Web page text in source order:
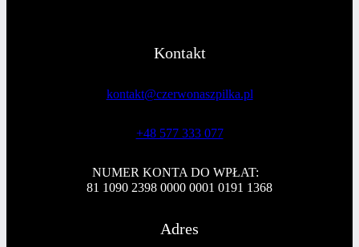
Kontakt
kontakt@czerwonaszpilka.pl
+48 577 333 077
NUMER KONTA DO WPŁAT:
81 1090 2398 0000 0001 0191 1368
Adres